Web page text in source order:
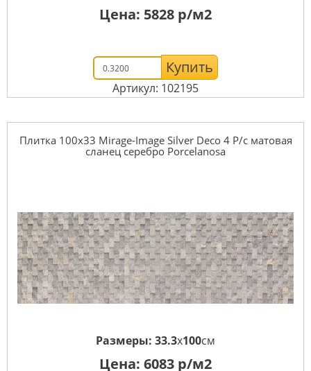
Цена: 5828 р/м2
Купить
Артикул: 102195
Плитка 100x33 Mirage-Image Silver Deco 4 P/c матовая
сланец серебро Porcelanosa
Размеры: 33.3x100см
Цена: 6083 р/м2